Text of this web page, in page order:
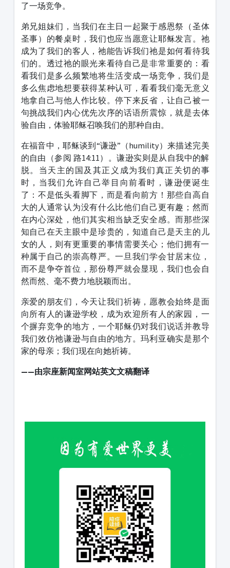
了一场竞争。
弟兄姐妹们，当我们在主日一起聚于感恩祭（圣体
圣事）的餐桌时，我们也应当愿意让耶稣发言。祂
成为了我们的客人，祂能告诉我们祂是如何看待我
们的。透过祂的眼光来看待自己是非常重要的：看
看我们是多么频繁地将生活变成一场竞争，我们是
多么焦虑地想要获得某种认可，看看我们毫无意义
地拿自己与他人作比较。停下来反省，让自己被一
句挑战我们内心优先次序的话语所震惊，就是去体
验自由，体验耶稣召唤我们的那种自由。
在福音中，耶稣谈到“谦逊”（humility）来描述完美
的自由（参阅 路14:11）。谦逊实则是从自我中的解
脱。当天主的国及其正义成为我们真正关切的事
时，当我们允许自己举目向前看时，谦逊便诞生
了：不是低头看脚下，而是看向前方！那些自高自
大的人通常认为没有什么比他们自己更有趣；然而
在内心深处，他们其实相当缺乏安全感。而那些深
知自己在天主眼中是珍贵的，知道自己是天主的儿
女的人，则有更重要的事情需要关心；他们拥有一
种属于自己的崇高尊严。一旦我们学会甘居末位，
而不是争夺首位，那份尊严就会显现，我们也会自
然而然、毫不费力地脱颖而出。
亲爱的朋友们，今天让我们祈祷，愿教会始终是面
向所有人的谦逊学校，成为欢迎所有人的家园，一
个摒弃竞争的地方，一个耶稣仍对我们说话并教导
我们效仿祂谦逊与自由的地方。玛利亚确实是那个
家的母亲；我们现在向她祈祷。
——由宗座新闻室网站英文文稿翻译